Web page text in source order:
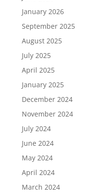
January 2026
September 2025
August 2025
July 2025
April 2025
January 2025
December 2024
November 2024
July 2024
June 2024
May 2024
April 2024
March 2024